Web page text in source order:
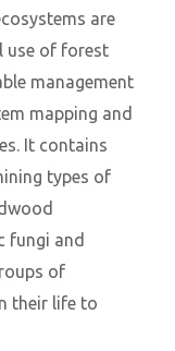
are
use of forest
management
mapping and
It contains
types of
fungi and
of
their life to